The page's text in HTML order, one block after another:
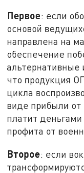
Первое: если
основой
направлена на
обеспечение
альтернативные
что продукция
цикла
виде прибыли от
платит
профита от
Второе: если